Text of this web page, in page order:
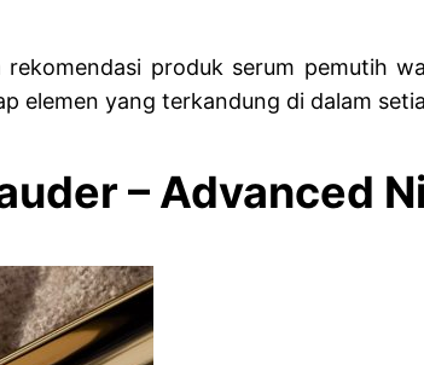
rekomendasi produk serum pemutih
elemen yang terkandung di dalam
– Advanced